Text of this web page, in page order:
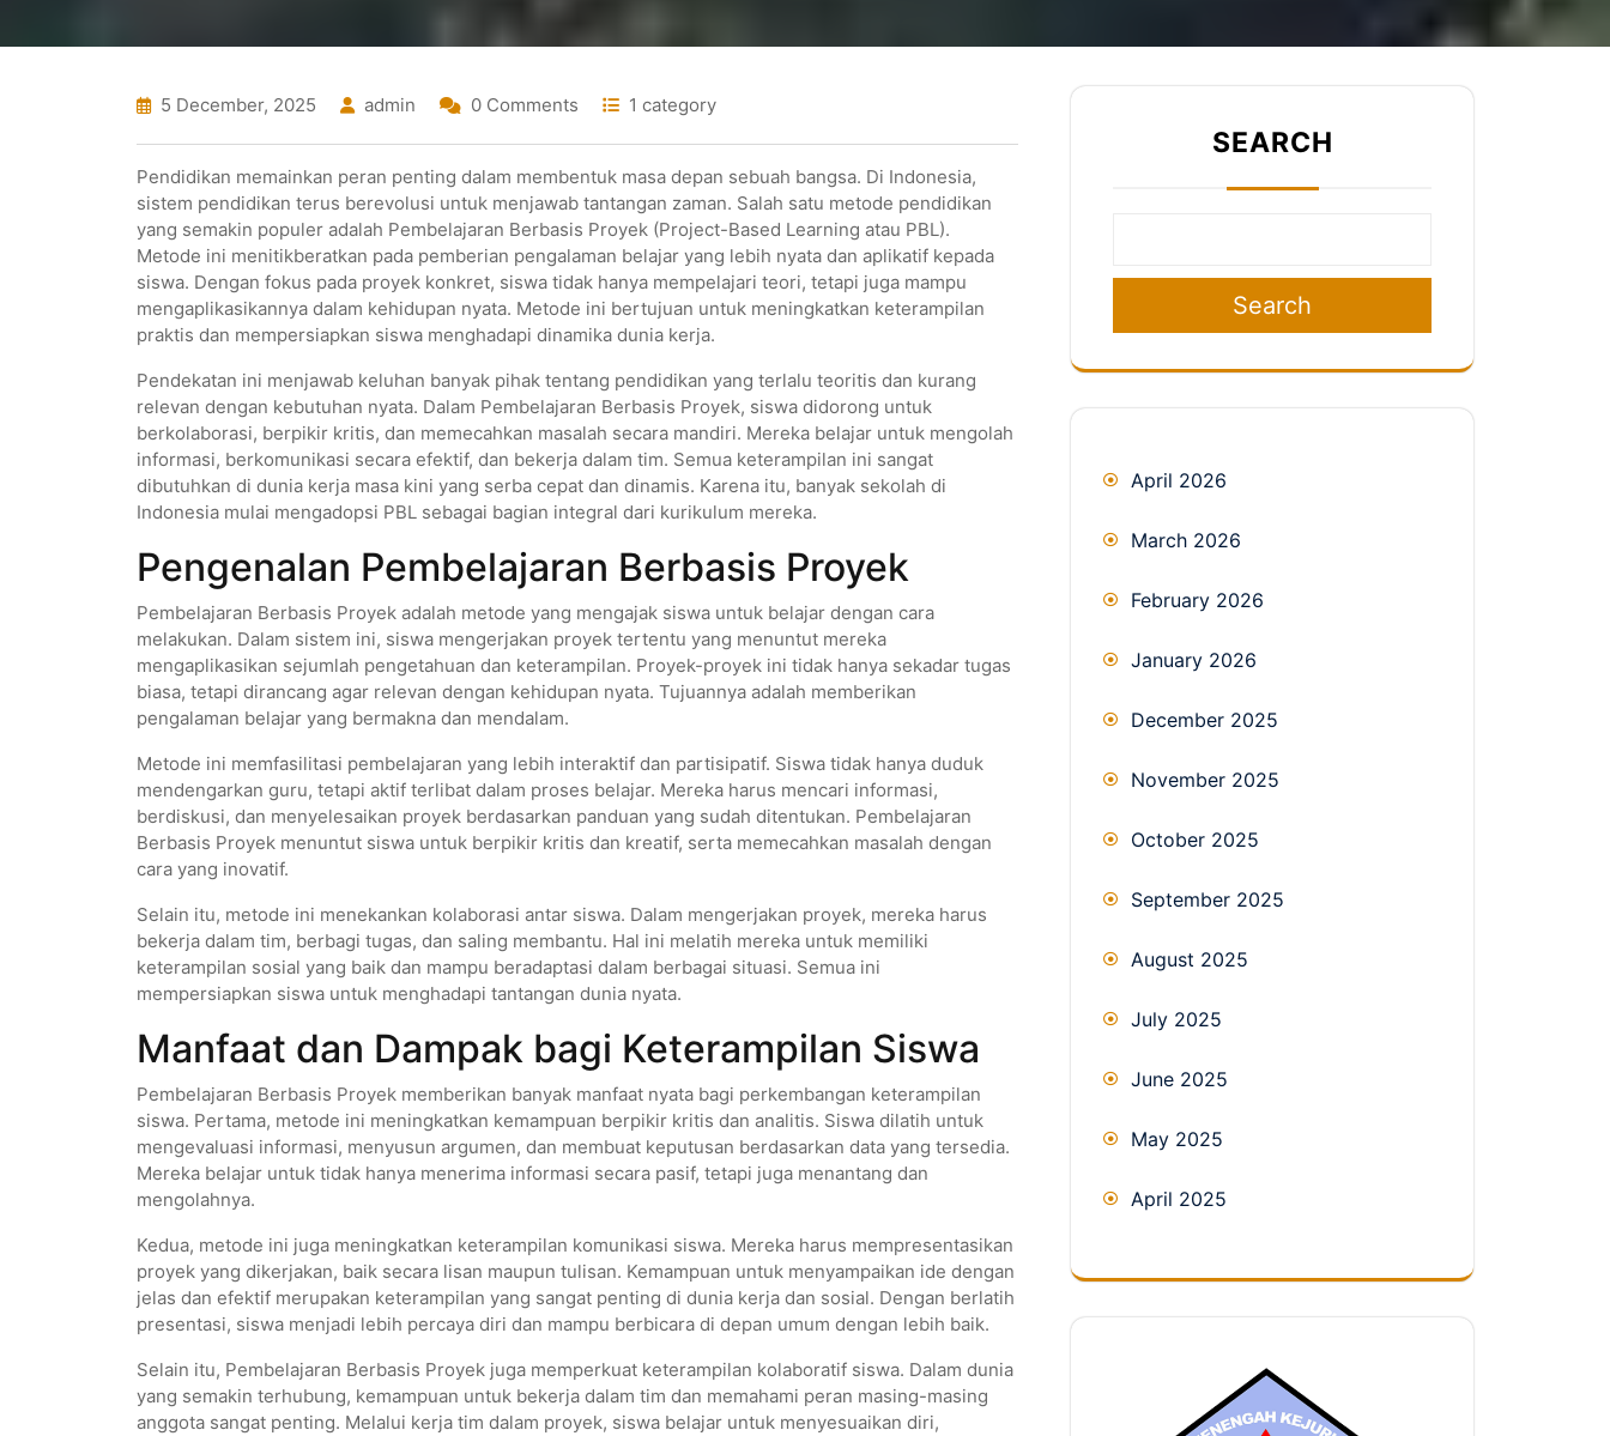
5 December, 2025 admin 0 Comments 1 category
Pendidikan memainkan peran penting dalam membentuk masa depan sebuah bangsa. Di Indonesia,
sistem pendidikan terus berevolusi untuk menjawab tantangan zaman. Salah satu metode pendidikan
yang semakin populer adalah Pembelajaran Berbasis Proyek (Project-Based Learning atau PBL).
Metode ini menitikberatkan pada pemberian pengalaman belajar yang lebih nyata dan aplikatif kepada
siswa. Dengan fokus pada proyek konkret, siswa tidak hanya mempelajari teori, tetapi juga mampu
mengaplikasikannya dalam kehidupan nyata. Metode ini bertujuan untuk meningkatkan keterampilan
praktis dan mempersiapkan siswa menghadapi dinamika dunia kerja.
Pendekatan ini menjawab keluhan banyak pihak tentang pendidikan yang terlalu teoritis dan kurang
relevan dengan kebutuhan nyata. Dalam Pembelajaran Berbasis Proyek, siswa didorong untuk
berkolaborasi, berpikir kritis, dan memecahkan masalah secara mandiri. Mereka belajar untuk mengolah
informasi, berkomunikasi secara efektif, dan bekerja dalam tim. Semua keterampilan ini sangat
dibutuhkan di dunia kerja masa kini yang serba cepat dan dinamis. Karena itu, banyak sekolah di
Indonesia mulai mengadopsi PBL sebagai bagian integral dari kurikulum mereka.
Pengenalan Pembelajaran Berbasis Proyek
Pembelajaran Berbasis Proyek adalah metode yang mengajak siswa untuk belajar dengan cara
melakukan. Dalam sistem ini, siswa mengerjakan proyek tertentu yang menuntut mereka
mengaplikasikan sejumlah pengetahuan dan keterampilan. Proyek-proyek ini tidak hanya sekadar tugas
biasa, tetapi dirancang agar relevan dengan kehidupan nyata. Tujuannya adalah memberikan
pengalaman belajar yang bermakna dan mendalam.
Metode ini memfasilitasi pembelajaran yang lebih interaktif dan partisipatif. Siswa tidak hanya duduk
mendengarkan guru, tetapi aktif terlibat dalam proses belajar. Mereka harus mencari informasi,
berdiskusi, dan menyelesaikan proyek berdasarkan panduan yang sudah ditentukan. Pembelajaran
Berbasis Proyek menuntut siswa untuk berpikir kritis dan kreatif, serta memecahkan masalah dengan
cara yang inovatif.
Selain itu, metode ini menekankan kolaborasi antar siswa. Dalam mengerjakan proyek, mereka harus
bekerja dalam tim, berbagi tugas, dan saling membantu. Hal ini melatih mereka untuk memiliki
keterampilan sosial yang baik dan mampu beradaptasi dalam berbagai situasi. Semua ini
mempersiapkan siswa untuk menghadapi tantangan dunia nyata.
Manfaat dan Dampak bagi Keterampilan Siswa
Pembelajaran Berbasis Proyek memberikan banyak manfaat nyata bagi perkembangan keterampilan
siswa. Pertama, metode ini meningkatkan kemampuan berpikir kritis dan analitis. Siswa dilatih untuk
mengevaluasi informasi, menyusun argumen, dan membuat keputusan berdasarkan data yang tersedia.
Mereka belajar untuk tidak hanya menerima informasi secara pasif, tetapi juga menantang dan
mengolahnya.
Kedua, metode ini juga meningkatkan keterampilan komunikasi siswa. Mereka harus mempresentasikan
proyek yang dikerjakan, baik secara lisan maupun tulisan. Kemampuan untuk menyampaikan ide dengan
jelas dan efektif merupakan keterampilan yang sangat penting di dunia kerja dan sosial. Dengan berlatih
presentasi, siswa menjadi lebih percaya diri dan mampu berbicara di depan umum dengan lebih baik.
Selain itu, Pembelajaran Berbasis Proyek juga memperkuat keterampilan kolaboratif siswa. Dalam dunia
yang semakin terhubung, kemampuan untuk bekerja dalam tim dan memahami peran masing-masing
anggota sangat penting. Melalui kerja tim dalam proyek, siswa belajar untuk menyesuaikan diri,
SEARCH
Search
April 2026
March 2026
February 2026
January 2026
December 2025
November 2025
October 2025
September 2025
August 2025
July 2025
June 2025
May 2025
April 2025